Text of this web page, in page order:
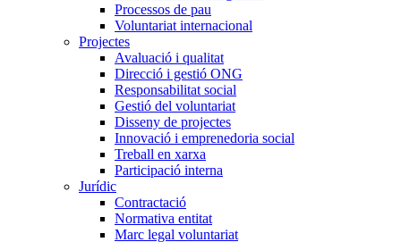
Processos de pau
Voluntariat internacional
Projectes
Avaluació i qualitat
Direcció i gestió ONG
Responsabilitat social
Gestió del voluntariat
Disseny de projectes
Innovació i emprenedoria social
Treball en xarxa
Participació interna
Jurídic
Contractació
Normativa entitat
Marc legal voluntariat